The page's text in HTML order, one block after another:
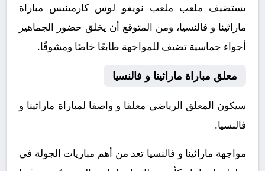
يستضيف ملعب ملعب نويفو لوس كارمينيس مباراة
ماراثينا و فالنسيا، ومن المتوقع أن يخلق حضور الجماهير
أجواء حماسية تضيف للمواجهة طابعًا خاصًا ومشوقًا.
معلق مباراة ماراثينا و فالنسيا
سيكون المعلق الرياضي معلقا و واصفا لمباراة ماراثينا و
فالنسيا.
مواجهة ماراثينا و فالنسيا تعد من أهم مباريات الجولة في